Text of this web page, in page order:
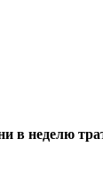
в неделю